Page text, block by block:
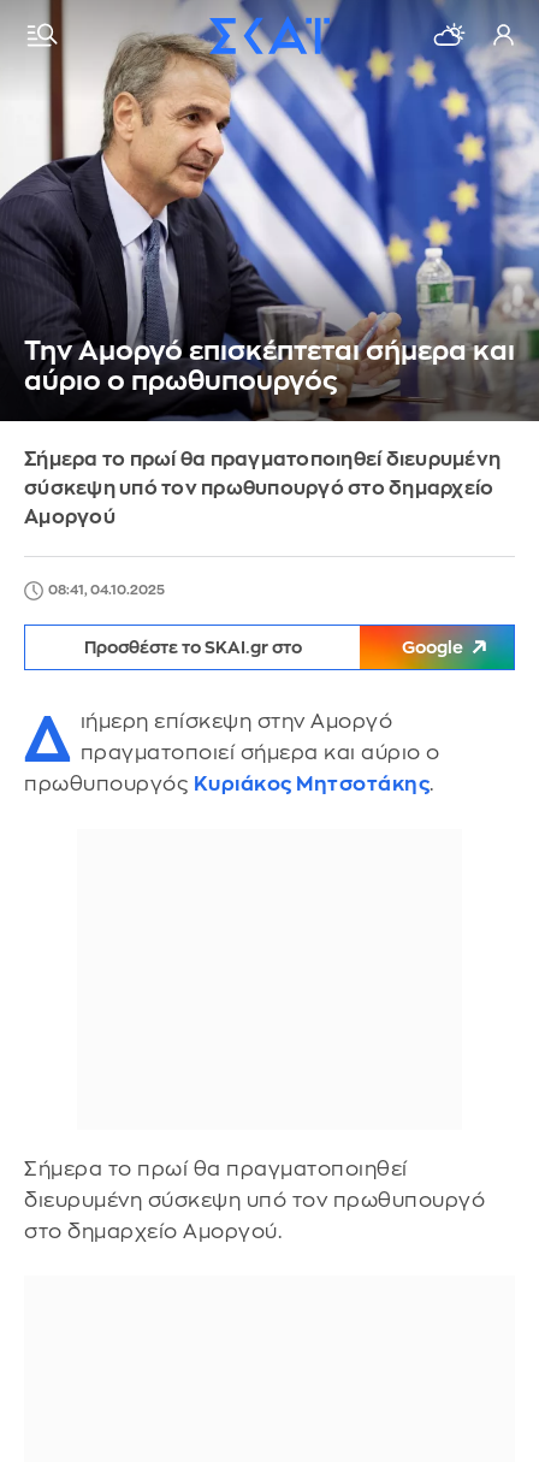
Την Αμοργό επισκέπτεται σήμερα και
αύριο ο πρωθυπουργός
Σήμερα το πρωί θα πραγματοποιηθεί διευρυμένη
σύσκεψη υπό τον πρωθυπουργό στο δημαρχείο
Αμοργού
08:41, 04.10.2025
Προσθέστε το SKAI.gr στο Google
Δ ιήμερη επίσκεψη στην Αμοργό
πραγματοποιεί σήμερα και αύριο ο
πρωθυπουργός Κυριάκος Μητσοτάκης.
Σήμερα το πρωί θα πραγματοποιηθεί
διευρυμένη σύσκεψη υπό τον πρωθυπουργό
στο δημαρχείο Αμοργού.